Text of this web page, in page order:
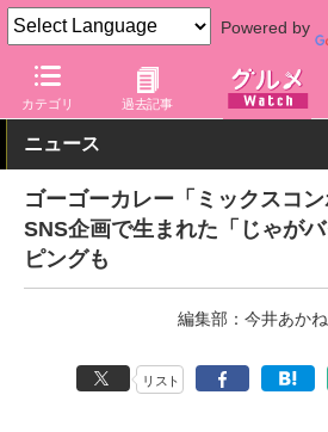
Powered by
カテゴリ 過去記事
グルメ Watch 食品 カレー
ニュース
ゴーゴーカレー「ミックスコン
SNS企画で生まれた「じゃが
ピングも
編集部：今井あかね
リスト